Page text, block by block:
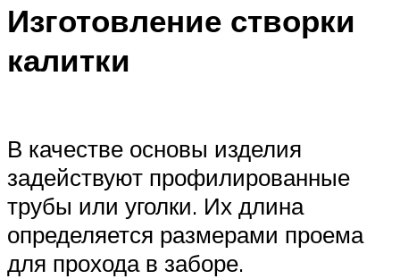
Изготовление створки
калитки
В качестве основы изделия
задействуют профилированные
трубы или уголки. Их длина
определяется размерами проема
для прохода в заборе.